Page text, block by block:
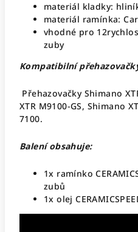
materiál kladky:
materiál ramínka:
vhodné pro
zuby
Kompatibilní
Přehazovačky Shimano
XTR M9100-GS, Shimano
7100.
Balení obsahuje:
1x ramínko
zubů
1x olej